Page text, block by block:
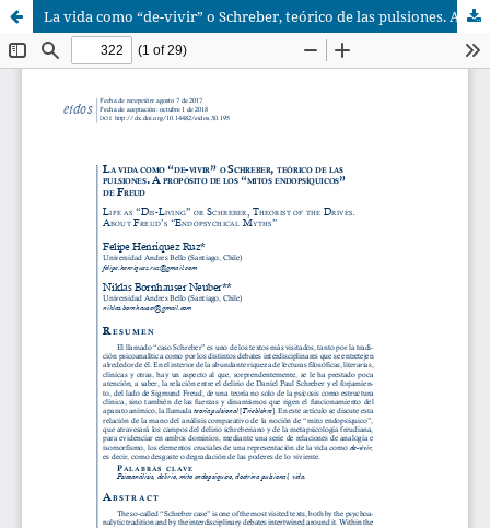
La vida como “de-vivir” o Schreber, teórico de las pulsiones. A propósito de los “mitos endopsíquicos” de Freud